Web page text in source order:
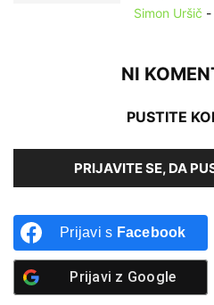
Simon Uršič -
NI
PUSTITE
PRIJAVITE SE, DA
Prijavi s Facebook
Prijavi z Google